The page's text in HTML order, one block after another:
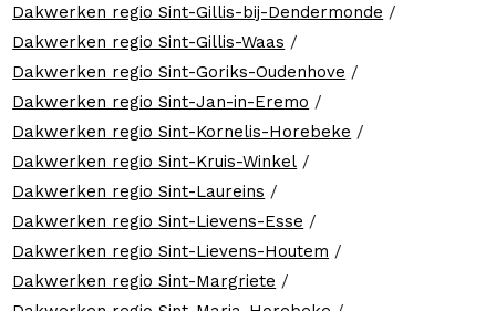
Dakwerken regio Sint-Gillis-bij-Dendermonde /
Dakwerken regio Sint-Gillis-Waas /
Dakwerken regio Sint-Goriks-Oudenhove /
Dakwerken regio Sint-Jan-in-Eremo /
Dakwerken regio Sint-Kornelis-Horebeke /
Dakwerken regio Sint-Kruis-Winkel /
Dakwerken regio Sint-Laureins /
Dakwerken regio Sint-Lievens-Esse /
Dakwerken regio Sint-Lievens-Houtem /
Dakwerken regio Sint-Margriete /